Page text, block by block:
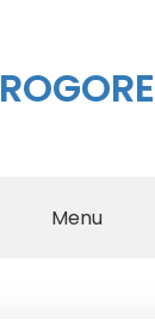
ROGORE
Menu